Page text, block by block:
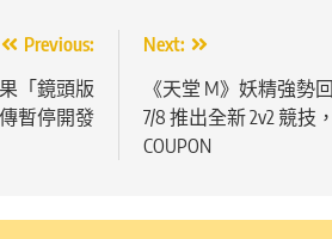
Previous:
「鏡頭版
暫停開發
Next:
《天堂 M》妖精強勢
7/8 推出全新 2v2 競技
COUPON